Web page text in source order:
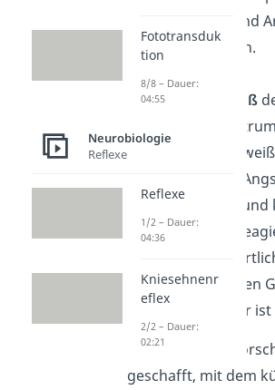
Betätigung und
unterscheiden.
Trotzdem weiß
um
erkennst die
Gegenübers und
empathisch
der
nicht durch den
wahrnehmbar ist
Gut zu wissen:
geschafft, mit dem
Fototransduk
tion
8/8 – Dauer:
04:55
Neurobiologie
Reflexe
Reflexe
1/2 – Dauer:
04:36
Kniesehnenr
eflex
2/2 – Dauer:
02:21